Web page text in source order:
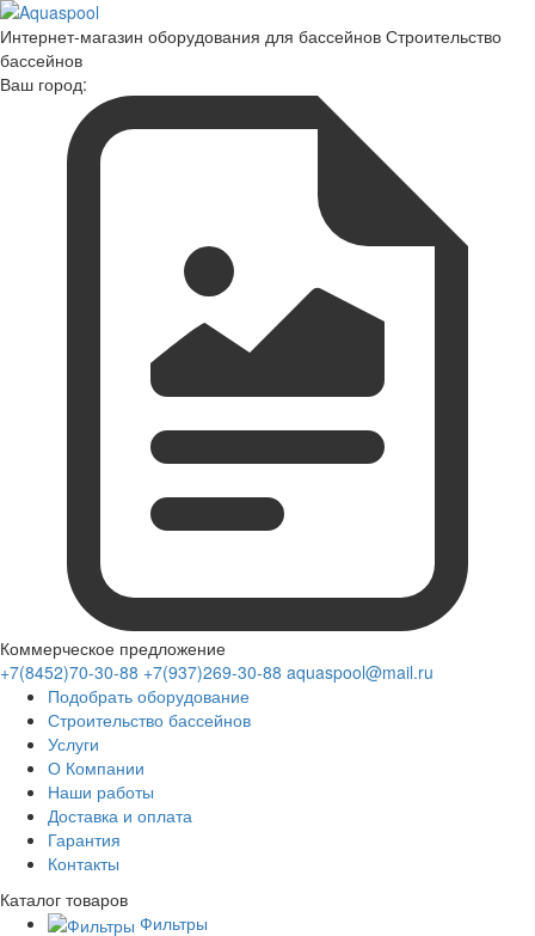
Интернет-магазин оборудования для бассейнов Строительство
бассейнов
Ваш город:
Коммерческое предложение
+7(8452)70-30-88 +7(937)269-30-88 aquaspool@mail.ru
Подобрать оборудование
Строительство бассейнов
Услуги
О Компании
Наши работы
Доставка и оплата
Гарантия
Контакты
Каталог товаров
Фильтры